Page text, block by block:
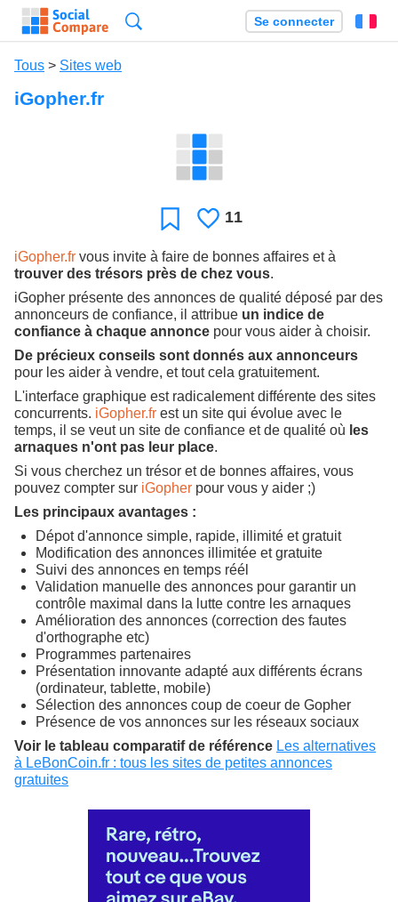
Se connecter
Tous > Sites web
iGopher.fr
Favori J'aime
11
iGopher.fr vous invite à faire de bonnes affaires et à
trouver des trésors près de chez vous.
iGopher présente des annonces de qualité déposé par des
annonceurs de confiance, il attribue un indice de
confiance à chaque annonce pour vous aider à choisir.
De précieux conseils sont donnés aux annonceurs
pour les aider à vendre, et tout cela gratuitement.
L'interface graphique est radicalement différente des sites
concurrents. iGopher.fr est un site qui évolue avec le
temps, il se veut un site de confiance et de qualité où les
arnaques n'ont pas leur place.
Si vous cherchez un trésor et de bonnes affaires, vous
pouvez compter sur iGopher pour vous y aider ;)
Les principaux avantages :
Dépot d'annonce simple, rapide, illimité et gratuit
Modification des annonces illimitée et gratuite
Suivi des annonces en temps réél
Validation manuelle des annonces pour garantir un
contrôle maximal dans la lutte contre les arnaques
Amélioration des annonces (correction des fautes
d'orthographe etc)
Programmes partenaires
Présentation innovante adapté aux différents écrans
(ordinateur, tablette, mobile)
Sélection des annonces coup de coeur de Gopher
Présence de vos annonces sur les réseaux sociaux
Voir le tableau comparatif de référence Les alternatives
à LeBonCoin.fr : tous les sites de petites annonces
gratuites